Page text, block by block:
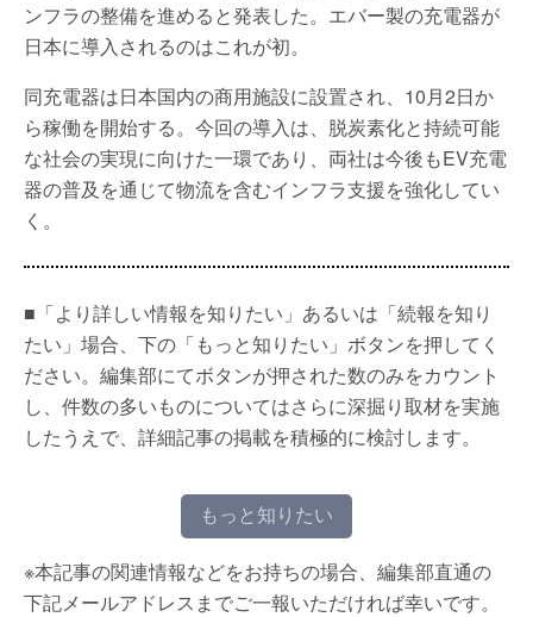
ンフラの整備を進めると発表した。エバー製の充電器が
日本に導入されるのはこれが初。
同充電器は日本国内の商用施設に設置され、10月2日か
ら稼働を開始する。今回の導入は、脱炭素化と持続可能
な社会の実現に向けた一環であり、両社は今後もEV充電
器の普及を通じて物流を含むインフラ支援を強化してい
く。
■「より詳しい情報を知りたい」あるいは「続報を知り
たい」場合、下の「もっと知りたい」ボタンを押してく
ださい。編集部にてボタンが押された数のみをカウント
し、件数の多いものについてはさらに深掘り取材を実施
したうえで、詳細記事の掲載を積極的に検討します。
もっと知りたい
※本記事の関連情報などをお持ちの場合、編集部直通の
下記メールアドレスまでご一報いただければ幸いです。